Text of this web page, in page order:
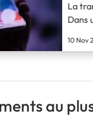
La
Dans
10 Nov
au